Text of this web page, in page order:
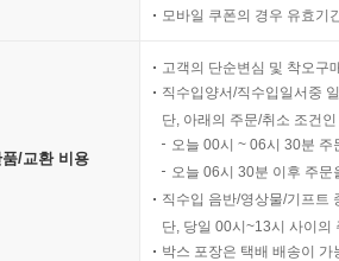
모바일 쿠폰의 경우 유효기
품/교환 비용
고객의 단순변심 및 착오구
직수입양서/직수입일서중
단, 아래의 주문/취소 조건
오늘 00시 ~ 06시 30분
오늘 06시 30분 이후 주
직수입 음반/영상물/기프트
단, 당일 00시~13시 사이의
박스 포장은 택배 배송이